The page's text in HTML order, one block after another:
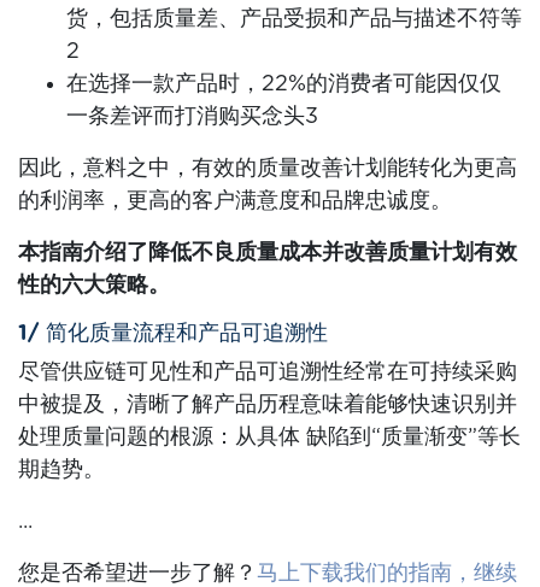
货，包括质量差、产品受损和产品与描述不符等
2
在选择一款产品时， 22%的消费者可能因仅仅
一条差评而打消购买念头3
因此，意料之中，有效的质量改善计划能转化为更高
的利润率，更高的客户满意度和品牌忠诚度。
本指南介绍了降低不良质量成本并改善质量计划有效
性的六大策略。
1/ 简化质量流程和产品可追溯性
尽管供应链可见性和产品可追溯性经常在可持续采购
中被提及，清晰了解产品历程意味着能够快速识别并
处理质量问题的根源：从具体 缺陷到“质量渐变”等长
期趋势。
...
您是否希望进一步了解？ 马上下载我们的指南，继续